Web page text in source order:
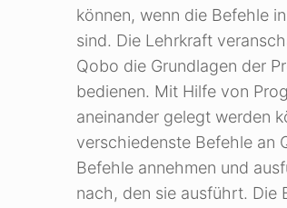
können, wenn die Befehle
sind. Die Lehrkraft
Qobo die Grundlagen der
bedienen. Mit Hilfe von
aneinander gelegt werden
verschiedenste Befehle an
Befehle annehmen und
nach, den sie ausführt. Die